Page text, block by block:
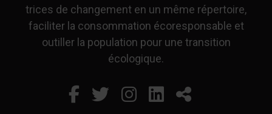
trices de changement en un même répertoire,
faciliter la consommation écoresponsable et
outiller la population pour une transition
écologique.
Facebook
Ce lien s'ouvrira dans
Twitter
Ce lien s'ouvrira
Instagram
Ce lien s'ouvrira
LinkedIn
Ce lienPartager